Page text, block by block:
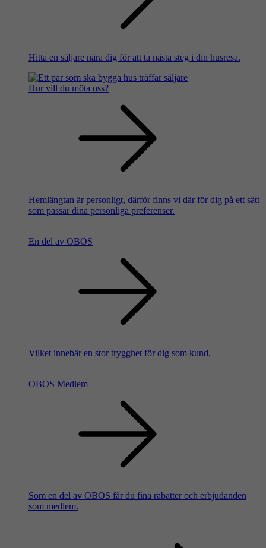
Hitta en säljare nära dig för att ta nästa steg i din husresa.
Hur vill du möta oss?
Hemlängtan är personligt, därför finns vi där för dig på ett sätt
som passar dina personliga preferenser.
En del av OBOS
Vilket innebär en stor trygghet för dig som kund.
OBOS Medlem
Som en del av OBOS får du fina rabatter och erbjudanden
som medlem.